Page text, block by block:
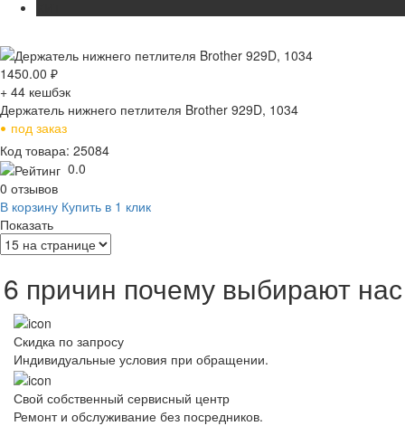
1450.00 ₽
+ 44 кешбэк
Держатель нижнего петлителя Brother 929D, 1034
• под заказ
Код товара: 25084
0.0
0 отзывов
В корзину Купить в 1 клик
Показать
6 причин почему выбирают нас
Скидка по запросу
Индивидуальные условия при обращении.
Свой собственный сервисный центр
Ремонт и обслуживание без посредников.